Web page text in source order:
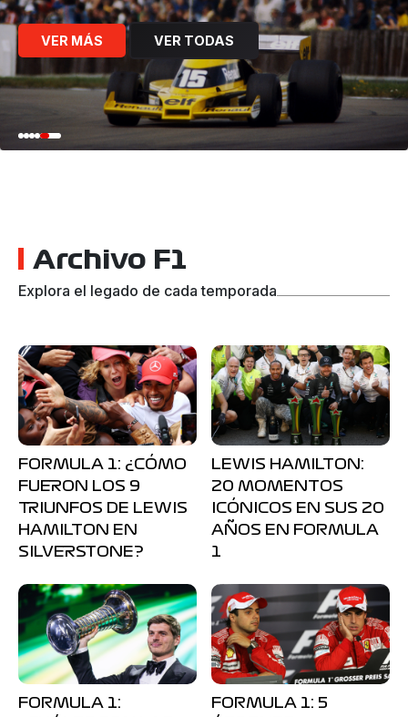
VER MÁS VER TODAS
Archivo F1
Explora el legado de cada temporada
FORMULA 1: ¿CÓMO
FUERON LOS 9
TRIUNFOS DE LEWIS
HAMILTON EN
SILVERSTONE?
LEWIS HAMILTON:
20 MOMENTOS
ICÓNICOS EN SUS 20
AÑOS EN FORMULA
1
FORMULA 1:
FORMULA 1: 5